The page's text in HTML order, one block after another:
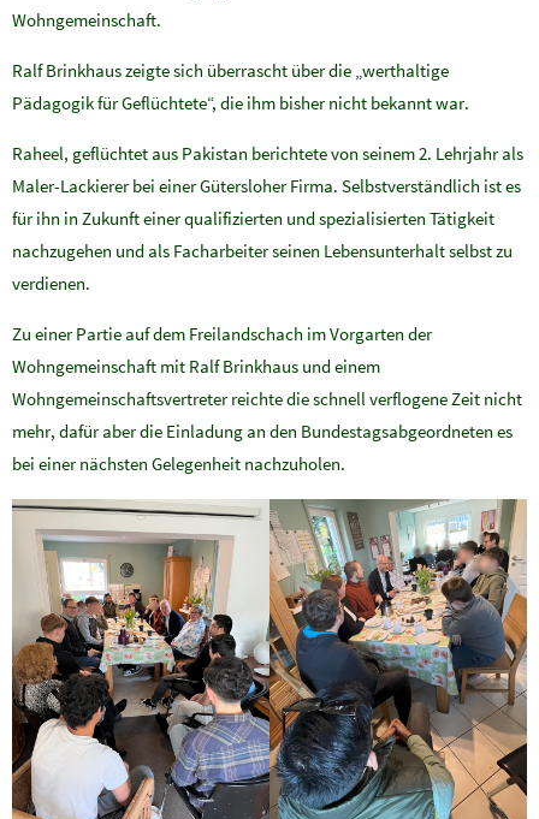
Wohngemeinschaft.
Ralf Brinkhaus zeigte sich überrascht über die „werthaltige
Pädagogik für Geflüchtete“, die ihm bisher nicht bekannt war.
Raheel, geflüchtet aus Pakistan berichtete von seinem 2. Lehrjahr als
Maler-Lackierer bei einer Gütersloher Firma. Selbstverständlich ist es
für ihn in Zukunft einer qualifizierten und spezialisierten Tätigkeit
nachzugehen und als Facharbeiter seinen Lebensunterhalt selbst zu
verdienen.
Zu einer Partie auf dem Freilandschach im Vorgarten der
Wohngemeinschaft mit Ralf Brinkhaus und einem
Wohngemeinschaftsvertreter reichte die schnell verflogene Zeit nicht
mehr, dafür aber die Einladung an den Bundestagsabgeordneten es
bei einer nächsten Gelegenheit nachzuholen.